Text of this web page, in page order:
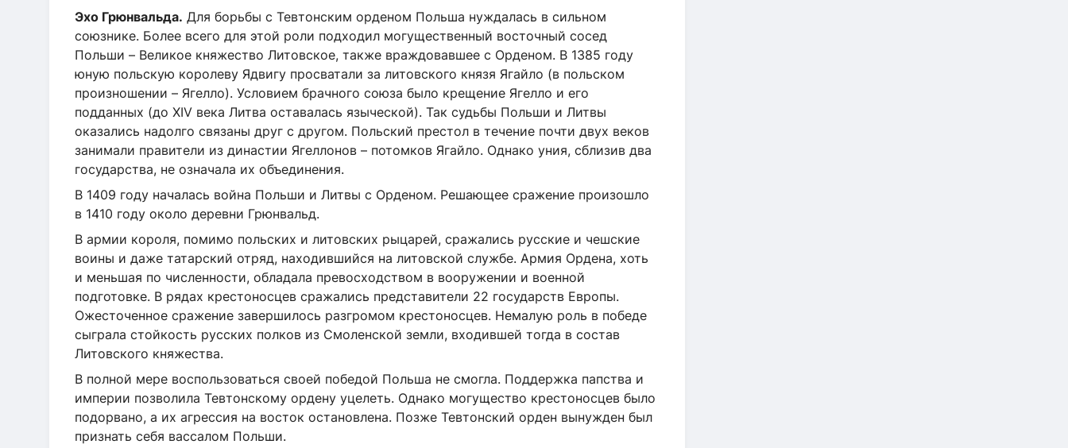
Эхо Грюнвальда. Для борьбы с Тевтонским орденом Польша нуждалась в сильном
союзнике. Более всего для этой роли подходил могущественный восточный сосед
Польши – Великое княжество Литовское, также враждовавшее с Орденом. В 1385 году
юную польскую королеву Ядвигу просватали за литовского князя Ягайло (в польском
произношении – Ягелло). Условием брачного союза было крещение Ягелло и его
подданных (до XIV века Литва оставалась языческой). Так судьбы Польши и Литвы
оказались надолго связаны друг с другом. Польский престол в течение почти двух веков
занимали правители из династии Ягеллонов – потомков Ягайло. Однако уния, сблизив два
государства, не означала их объединения.
В 1409 году началась война Польши и Литвы с Орденом. Решающее сражение произошло
в 1410 году около деревни Грюнвальд.
В армии короля, помимо польских и литовских рыцарей, сражались русские и чешские
воины и даже татарский отряд, находившийся на литовской службе. Армия Ордена, хоть
и меньшая по численности, обладала превосходством в вооружении и военной
подготовке. В рядах крестоносцев сражались представители 22 государств Европы.
Ожесточенное сражение завершилось разгромом крестоносцев. Немалую роль в победе
сыграла стойкость русских полков из Смоленской земли, входившей тогда в состав
Литовского княжества.
В полной мере воспользоваться своей победой Польша не смогла. Поддержка папства и
империи позволила Тевтонскому ордену уцелеть. Однако могущество крестоносцев было
подорвано, а их агрессия на восток остановлена. Позже Тевтонский орден вынужден был
признать себя вассалом Польши.